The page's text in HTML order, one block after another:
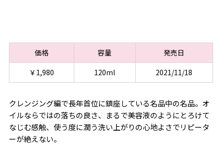
価格 容量
発売日
￥1,980
120ml 2021/11/18
クレンジング編で長年首位に鎮座している名品中の名品。オ
イルならではの落ちの良さ、まるで美容液のようにとろけて
なじむ感触、使う度に潤う洗い上がりの心地よさでリピータ
ーが絶えない。